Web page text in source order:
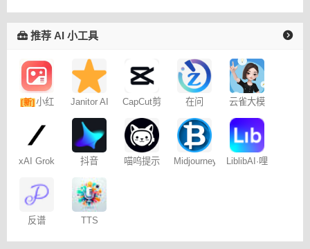
推荐 AI 小工具
[新]小红
记
Janitor AI
聊天
CapCut剪
在问
云雀大模
xAI Grok
抖音
– 免费
喵呜提示
Midjourney
LiblibAI·哩
反谱
TTS